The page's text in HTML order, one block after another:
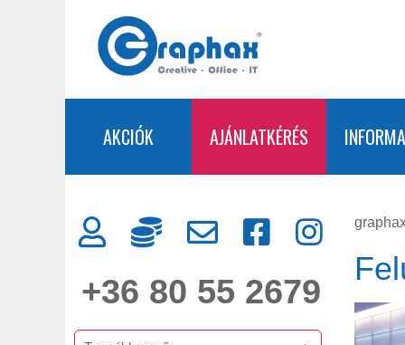
AKCIÓK AJÁNLATKÉRÉS
+36 80 55 2679